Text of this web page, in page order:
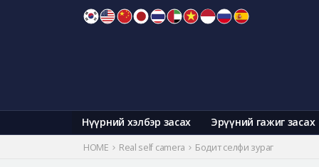
Нүүрний хэлбэр засах Эрүүний гажиг засах
HOME Real self camera Бодит селфи зураг